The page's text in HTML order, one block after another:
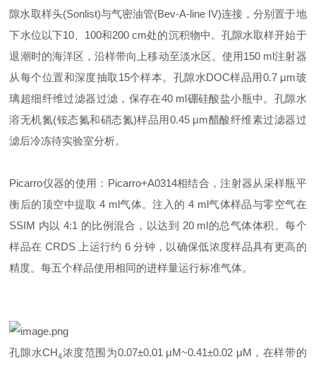
隙水取样头(Sonlist)与气密油管(Bev-A-line IV)连接，分别置于地
下水位以下10、100和200 cm处的沉积物中。孔隙水取样开始于
退潮时的海洋区，沿样带向上移动至淡水区。使用150 ml注射器
从每个位置和深度抽取15个样本。孔隙水DOC样品用0.7 μm玻
璃超细纤维过滤器过滤，保存在40 ml硼硅酸盐小瓶中。孔隙水
溶无机氮(铵态氮和硝态氮)样品用0.45 μm醋酸纤维素过滤器过
滤后冷冻待实验室分析。
Picarro仪器的使用：Picarro+A0314相结合，注射器从采样瓶平
衡后的顶空中提取 4 ml气体。注入的 4 ml气体样品与零空气在
SSIM 内以 4:1 的比例混合，以达到 20 ml的总气体体积。每个
样品在 CRDS 上运行约 6 分钟，以确保低浓度样品具有更高的
精度。每五个样品使用相同的进样量运行标准气体。
孔隙水CH4浓度范围为0.07±0.01 μM~0.41±0.02 μM，在样带的